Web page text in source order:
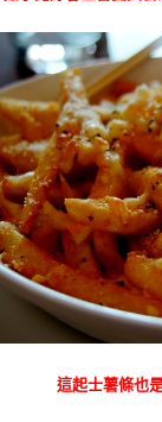
這起士薯條也